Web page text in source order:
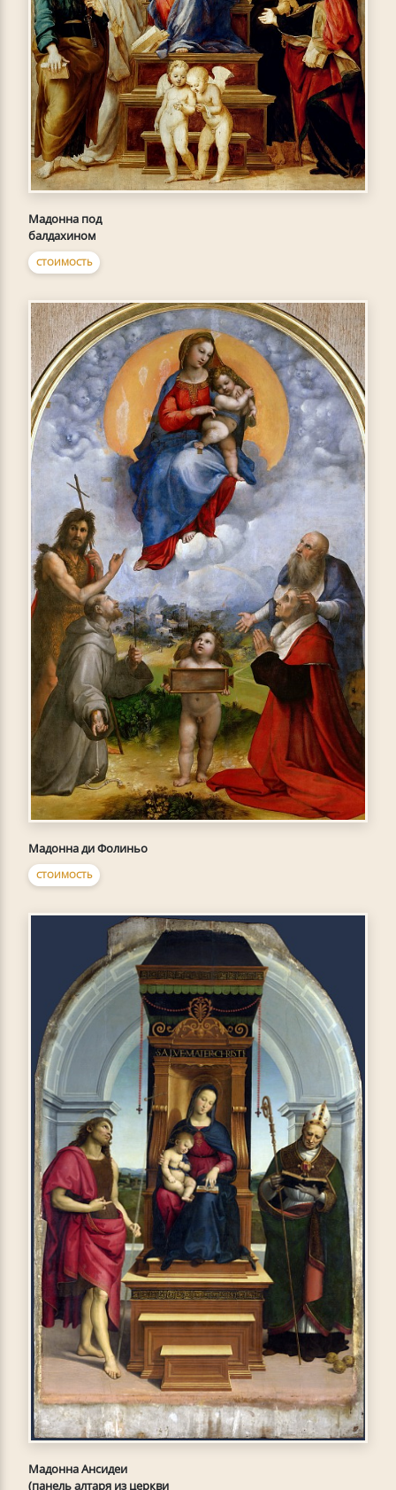
Мадонна под
балдахином
СТОИМОСТЬ
Мадонна ди Фолиньо
СТОИМОСТЬ
Мадонна Ансидеи
(панель алтаря из церкви